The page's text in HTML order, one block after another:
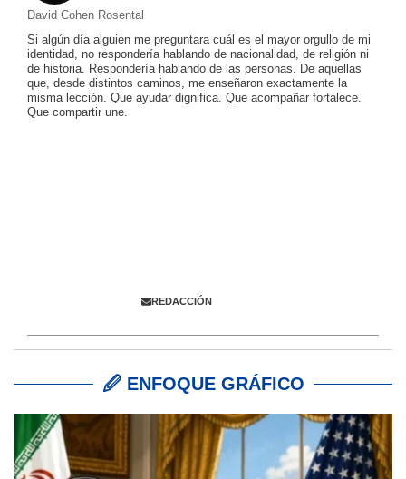
David Cohen Rosental
Si algún día alguien me preguntara cuál es el mayor orgullo de mi
identidad, no respondería hablando de nacionalidad, de religión ni
de historia. Respondería hablando de las personas. De aquellas
que, desde distintos caminos, me enseñaron exactamente la
misma lección. Que ayudar dignifica. Que acompañar fortalece.
Que compartir une.
REDACCIÓN
🖉 ENFOQUE GRÁFICO